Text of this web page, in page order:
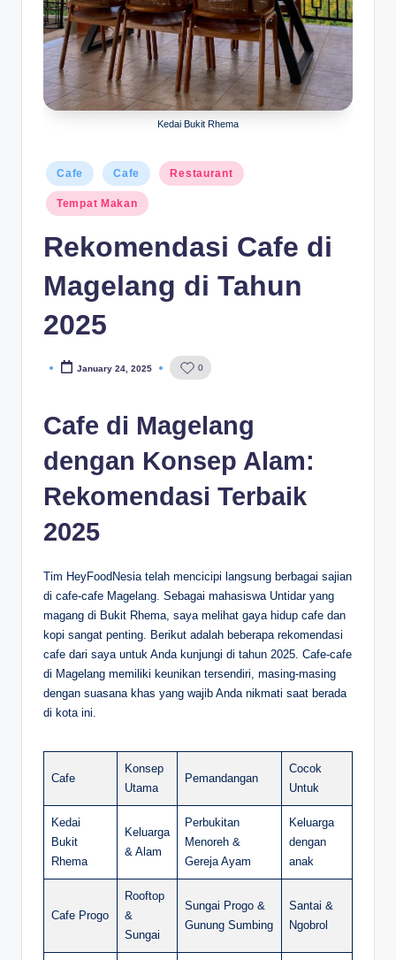
Kedai Bukit Rhema
Posted
Cafe Cafe Restaurant
Tempat Makan
Rekomendasi Cafe di
Magelang di Tahun
2025
Posted January 24, 2025 0
Cafe di Magelang
dengan Konsep Alam:
Rekomendasi Terbaik
2025
Tim HeyFoodNesia telah mencicipi langsung berbagai sajian
di cafe-cafe Magelang. Sebagai mahasiswa Untidar yang
magang di Bukit Rhema, saya melihat gaya hidup cafe dan
kopi sangat penting. Berikut adalah beberapa rekomendasi
cafe dari saya untuk Anda kunjungi di tahun 2025. Cafe-cafe
di Magelang memiliki keunikan tersendiri, masing-masing
dengan suasana khas yang wajib Anda nikmati saat berada
di kota ini.
Cafe
Konsep
Utama
Pemandangan
Cocok
Untuk
Kedai
Bukit
Rhema
Keluarga
& Alam
Perbukitan
Menoreh &
Gereja Ayam
Keluarga
dengan
anak
Cafe Progo
Rooftop
&
Sungai
Sungai Progo &
Gunung Sumbing
Santai &
Ngobrol